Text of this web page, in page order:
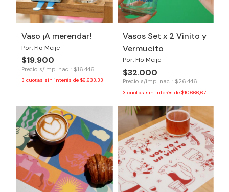
Vaso ¡A merendar!
Por: Flo Meije
$19.900
Precio s/imp. nac. : $16.446
3 cuotas sin interés de $6.633,33
Vasos Set x 2 Vinito y
Vermucito
Por: Flo Meije
$32.000
Precio s/imp. nac. : $26.446
3 cuotas sin interés de $10.666,67